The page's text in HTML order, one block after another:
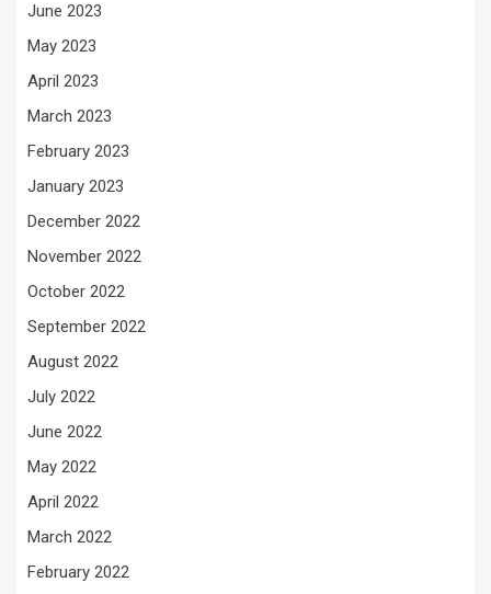
June 2023
May 2023
April 2023
March 2023
February 2023
January 2023
December 2022
November 2022
October 2022
September 2022
August 2022
July 2022
June 2022
May 2022
April 2022
March 2022
February 2022